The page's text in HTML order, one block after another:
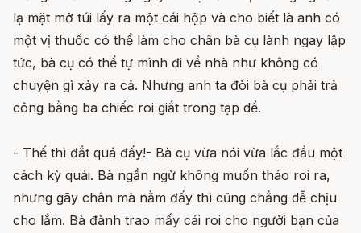
lạ mặt mở túi lấy ra một cái hộp và cho biết là anh có
một vị thuốc có thể làm cho chân bà cụ lành ngay lập
tức, bà cụ có thể tự mình đi về nhà như không có
chuyện gì xảy ra cả. Nhưng anh ta đòi bà cụ phải trả
công bằng ba chiếc roi giắt trong tạp dề.
- Thế thì đắt quá đấy!- Bà cụ vừa nói vừa lắc đầu một
cách kỳ quái. Bà ngần ngừ không muốn tháo roi ra,
nhưng gãy chân mà nằm đấy thì cũng chẳng dễ chịu
cho lắm. Bà đành trao mấy cái roi cho người bạn của